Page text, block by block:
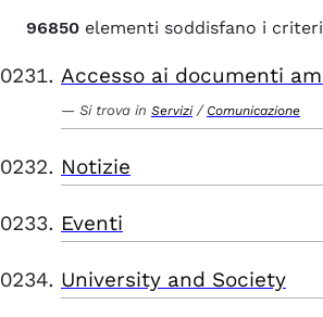
96850 elementi soddisfano i
Accesso ai documenti
Si trova in Servizi / Comunicazione
Notizie
Eventi
University and Society